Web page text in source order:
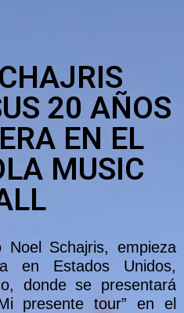
20 AÑOS
EN EL
MUSIC
Noel Schajris, empieza
en Estados Unidos,
donde se presentará
presente tour” en el